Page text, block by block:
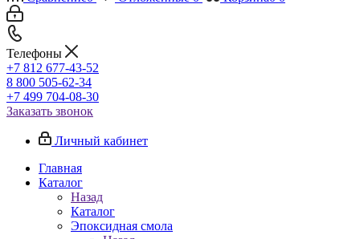
Телефоны
+7 812 677-43-52
8 800 505-62-34
+7 499 704-08-30
Заказать звонок
Личный кабинет
Главная
Каталог
Назад
Каталог
Эпоксидная смола